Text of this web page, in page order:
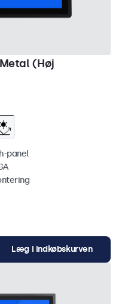
(Høj
panel
Læg i indkøbskurven